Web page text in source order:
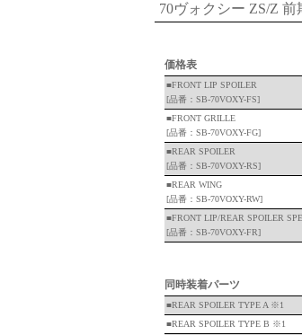
70ヴォクシー ZS/Z 前
価格表
■FRONT LIP SPOILER
[品番：SB-70VOXY-FS]
■FRONT GRILLE
[品番：SB-70VOXY-FG]
■REAR SPOILER
[品番：SB-70VOXY-RS]
■REAR WING
[品番：SB-70VOXY-RW]
■FRONT LIP/REAR SPOILER
[品番：SB-70VOXY-FR]
同時装着パーツ
■REAR SPOILER TYPE A ※1
■REAR SPOILER TYPE B ※1